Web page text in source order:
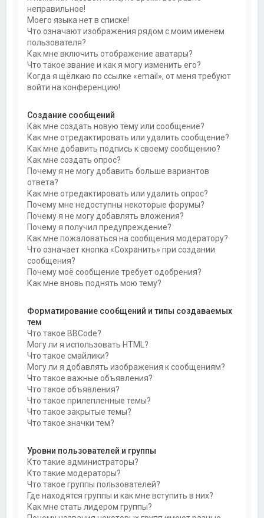
неправильное!
Моего языка нет в списке!
Что означают изображения рядом с моим именем
пользователя?
Как мне включить отображение аватары?
Что такое звание и как я могу изменить его?
Когда я щёлкаю по ссылке «email», от меня требуют
войти на конференцию!
Создание сообщений
Как мне создать новую тему или сообщение?
Как мне отредактировать или удалить сообщение?
Как мне добавить подпись к своему сообщению?
Как мне создать опрос?
Почему я не могу добавить больше вариантов
ответа?
Как мне отредактировать или удалить опрос?
Почему мне недоступны некоторые форумы?
Почему я не могу добавлять вложения?
Почему я получил предупреждение?
Как мне пожаловаться на сообщения модератору?
Что означает кнопка «Сохранить» при создании
сообщения?
Почему моё сообщение требует одобрения?
Как мне вновь поднять мою тему?
Форматирование сообщений и типы создаваемых
тем
Что такое BBCode?
Могу ли я использовать HTML?
Что такое смайлики?
Могу ли я добавлять изображения к сообщениям?
Что такое важные объявления?
Что такое объявления?
Что такое прилепленные темы?
Что такое закрытые темы?
Что такое значки тем?
Уровни пользователей и группы
Кто такие администраторы?
Кто такие модераторы?
Что такое группы пользователей?
Где находятся группы и как мне вступить в них?
Как мне стать лидером группы?